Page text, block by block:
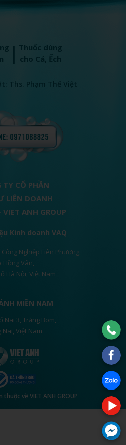
| Thuốc dùng
cho Cá, Ếch
Ths. Phạm Thế Việt
TY CỔ PHẦN
LIÊN DOANH
ANH GROUP
Kinh doanh VAQ
Nghiệp Liên Phương,
Hồng Vân,
Hà Nội, Việt Nam
MIỀN NAM
Nai 3, Trảng Bom,
Việt Nam
về VIET ANH GROUP